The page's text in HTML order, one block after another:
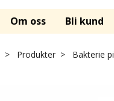
Om oss Bli kund
Produkter Bakterie